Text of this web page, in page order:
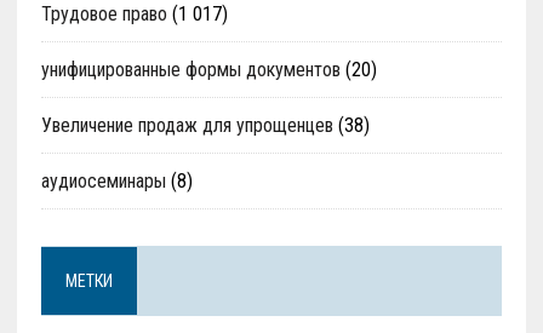
Трудовое право (1 017)
унифицированные формы документов (20)
Увеличение продаж для упрощенцев (38)
аудиосеминары (8)
МЕТКИ